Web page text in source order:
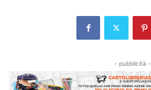
- pubblicità -